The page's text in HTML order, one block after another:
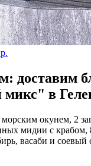
доставим
микс" в
окунем, 2
мидии с крабом,
и соевый